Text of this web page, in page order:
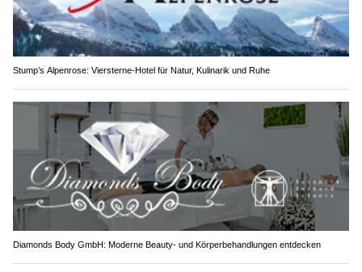
Stump’s Alpenrose: Viersterne-Hotel für Natur, Kulinarik und Ruhe
Diamonds Body GmbH: Moderne Beauty- und Körperbehandlungen entdecken